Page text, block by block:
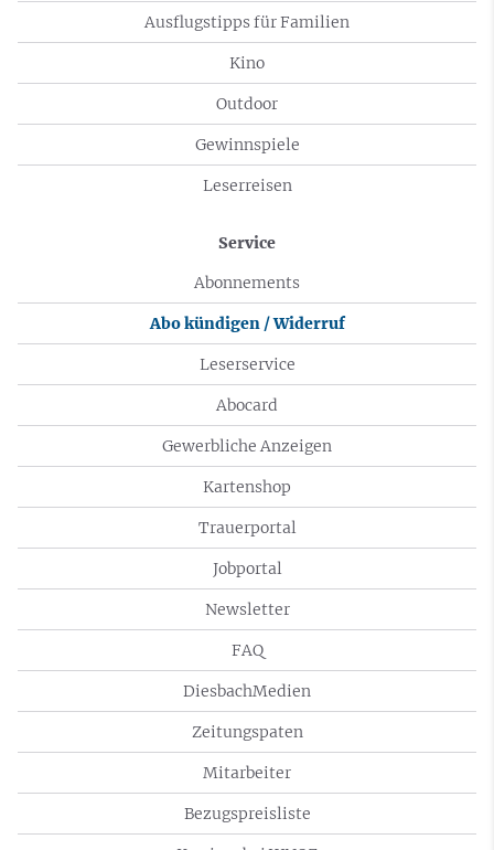
Ausflugstipps für Familien
Kino
Outdoor
Gewinnspiele
Leserreisen
Service
Abonnements
Abo kündigen / Widerruf
Leserservice
Abocard
Gewerbliche Anzeigen
Kartenshop
Trauerportal
Jobportal
Newsletter
FAQ
DiesbachMedien
Zeitungspaten
Mitarbeiter
Bezugspreisliste